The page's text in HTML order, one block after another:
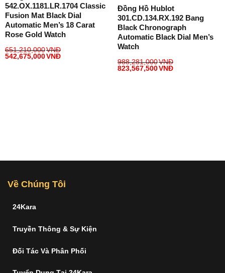
542.OX.1181.LR.1704 Classic
Fusion Mat Black Dial
Automatic Men’s 18 Carat
Rose Gold Watch
651,210,000VNĐ
542,675,000VNĐ
Đồng Hồ Hublot
301.CD.134.RX.192 Bang
Black Chronograph
Automatic Black Dial Men’s
Watch
988,281,000VNĐ
823,567,500VNĐ
Về Chúng Tôi
24Kara
Truyền Thông & Sự Kiện
Đối Tác Và Phân Phối